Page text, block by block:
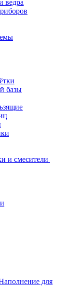
ведра
базы
и смесители
для